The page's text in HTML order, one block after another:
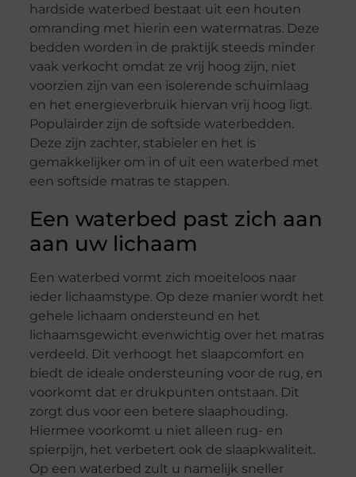
hardside waterbed bestaat uit een houten
omranding met hierin een watermatras. Deze
bedden worden in de praktijk steeds minder
vaak verkocht omdat ze vrij hoog zijn, niet
voorzien zijn van een isolerende schuimlaag
en het energieverbruik hiervan vrij hoog ligt.
Populairder zijn de softside waterbedden.
Deze zijn zachter, stabieler en het is
gemakkelijker om in of uit een waterbed met
een softside matras te stappen.
Een waterbed past zich aan
aan uw lichaam
Een waterbed vormt zich moeiteloos naar
ieder lichaamstype. Op deze manier wordt het
gehele lichaam ondersteund en het
lichaamsgewicht evenwichtig over het matras
verdeeld. Dit verhoogt het slaapcomfort en
biedt de ideale ondersteuning voor de rug, en
voorkomt dat er drukpunten ontstaan. Dit
zorgt dus voor een betere slaaphouding.
Hiermee voorkomt u niet alleen rug- en
spierpijn, het verbetert ook de slaapkwaliteit.
Op een waterbed zult u namelijk sneller